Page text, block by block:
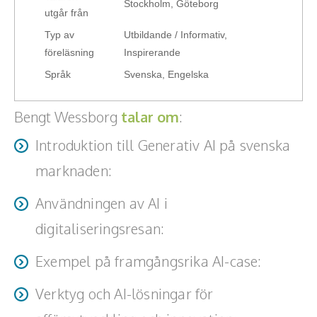
Teamwork, teambuilding, relationer
Vård, omsorg, beroende
Kända personer
Författare
Idrottare och äventyrare
Kända musiker
Skådespelare
Alla talare
Alla ämnen
utgår från
Stockholm, Göteborg
Typ av
föreläsning
Utbildande / Informativ,
Inspirerande
Språk
Svenska, Engelska
Bengt Wessborg talar om:
Introduktion till Generativ AI på svenska
marknaden:
Ge en översikt av den aktuella situationen och statistik
kring användningen av generativ AI i Sverige.
Användningen av AI i
digitaliseringsresan:
Beskriver hur företag kan integrera AI i sin
digitaliseringsresa och fördelarna med att bli en AI-driven
organisation.
Exempel på framgångsrika AI-case:
Exempel på hur företag har använt AI för att skapa
mervärde och förbättra sina processer.
Verktyg och AI-lösningar för